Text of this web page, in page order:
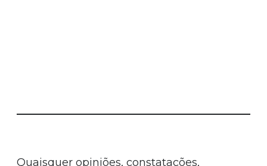
Quaisquer opiniões, constatações,